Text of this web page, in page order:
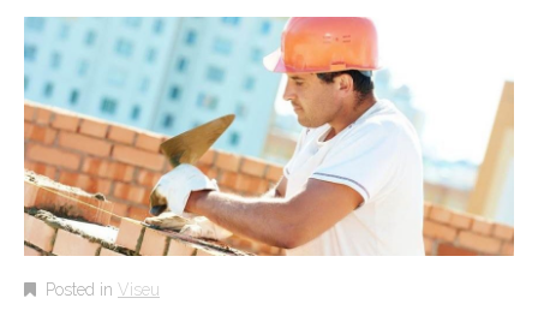
Posted in Viseu